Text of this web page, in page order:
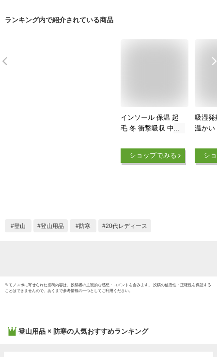
ランキング内で紹介されている商品
インソール 保温 起
毛 冬 衝撃吸収 中敷
ーカー スポーツ ラ
ンニング靴 メンズ
ショップでみる
吸湿発
温かい
B+イ
シ
登山 登山用品 防寒 20代レディース
※モノスポに寄せられた投稿内容は、投稿者の主観的な感想・コメントを含みます。 投稿の信憑性・正確性を保証する
ことはできませんので、あくまで参考情報の一つとしてご利用ください。
登山用品 × 防寒の人気おすすめランキング